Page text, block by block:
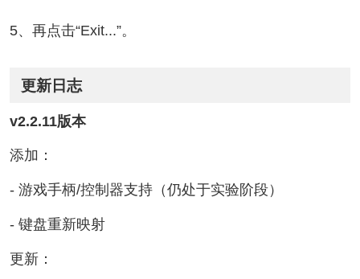
5、再点击“Exit...”。
更新日志
v2.2.11版本
添加：
- 游戏手柄/控制器支持（仍处于实验阶段）
- 键盘重新映射
更新：